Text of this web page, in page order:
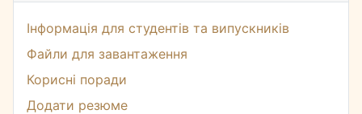
Інформація для студентів та випускників
Файли для завантаження
Корисні поради
Додати резюме